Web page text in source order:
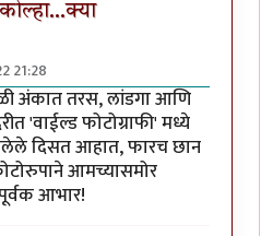
21:28
अंकात तरस, लांडगा आणि
'वाईल्ड फोटोग्राफी' मध्ये
दिसत आहात, फारच छान
आमच्यासमोर
आभार!